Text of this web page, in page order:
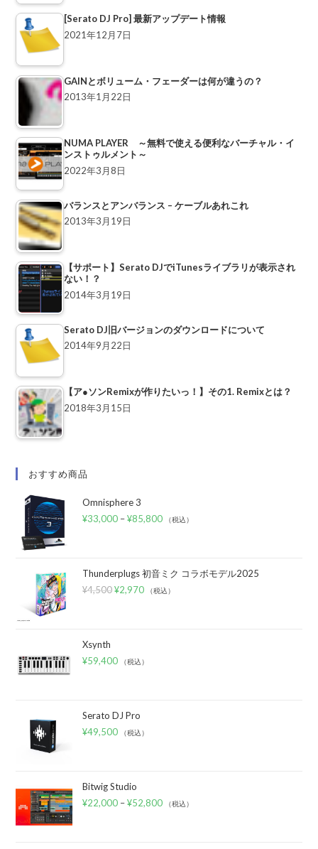
[Serato DJ Pro] 最新アップデート情報
2021年12月7日
GAINとボリューム・フェーダーは何が違うの？
2013年1月22日
NUMA PLAYER ～無料で使える便利なバーチャル・イ
ンストゥルメント～
2022年3月8日
バランスとアンバランス – ケーブルあれこれ
2013年3月19日
【サポート】Serato DJでiTunesライブラリが表示され
ない！？
2014年3月19日
Serato DJ旧バージョンのダウンロードについて
2014年9月22日
【ア●ソンRemixが作りたいっ！】その1. Remixとは？
2018年3月15日
おすすめ商品
Omnisphere 3
¥33,000 –¥85,800 （税込）
Thunderplugs 初音ミク コラボモデル2025
¥4,500 ¥2,970 （税込）
Xsynth
¥59,400 （税込）
Serato DJ Pro
¥49,500 （税込）
Bitwig Studio
¥22,000 –¥52,800 （税込）